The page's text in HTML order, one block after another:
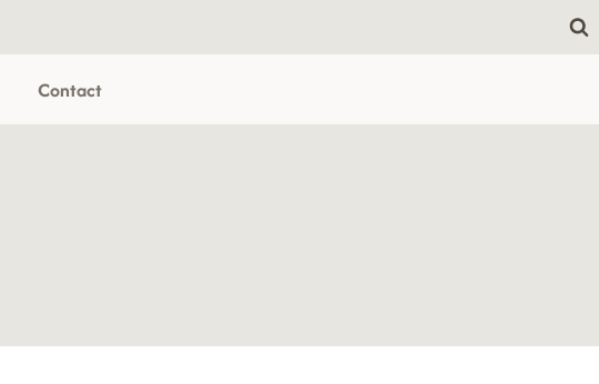
Contact